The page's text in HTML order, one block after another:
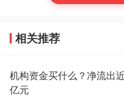
相关推荐
机构资金买什么？净流出
亿元